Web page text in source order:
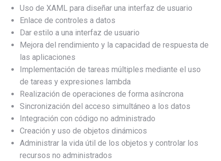
Uso de XAML para diseñar una interfaz de usuario
Enlace de controles a datos
Dar estilo a una interfaz de usuario
Mejora del rendimiento y la capacidad de respuesta de
las aplicaciones
Implementación de tareas múltiples mediante el uso
de tareas y expresiones lambda
Realización de operaciones de forma asíncrona
Sincronización del acceso simultáneo a los datos
Integración con código no administrado
Creación y uso de objetos dinámicos
Administrar la vida útil de los objetos y controlar los
recursos no administrados